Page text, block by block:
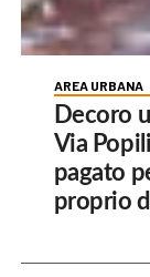
AREA URBANA
Decoro
Via
pagato
proprio